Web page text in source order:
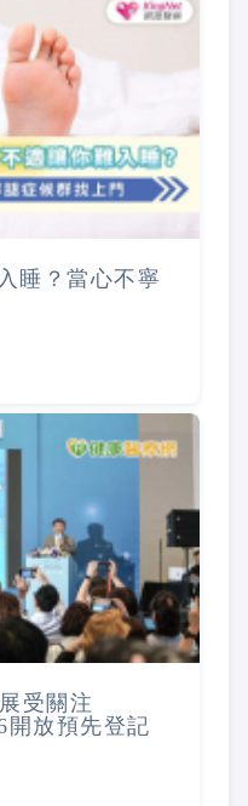
睡？當心不寧
受關注
放預先登記